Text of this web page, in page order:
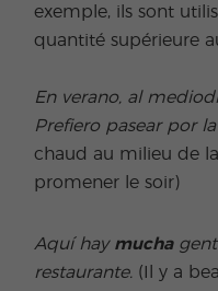
exemple, ils sont
quantité supérieure
En verano, al
Prefiero pasear por
chaud au milieu de
promener le soir)
Aquí hay mucha
restaurante. (Il y a